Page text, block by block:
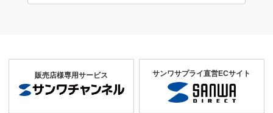
販売店様専用サービス サンワサプライ直営ECサイト